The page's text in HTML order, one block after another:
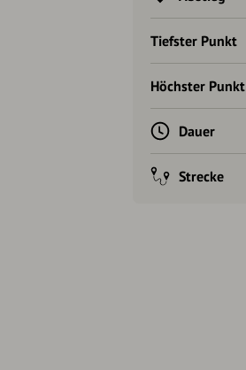
Tiefster Punkt
Höchster Punkt
Dauer
Strecke